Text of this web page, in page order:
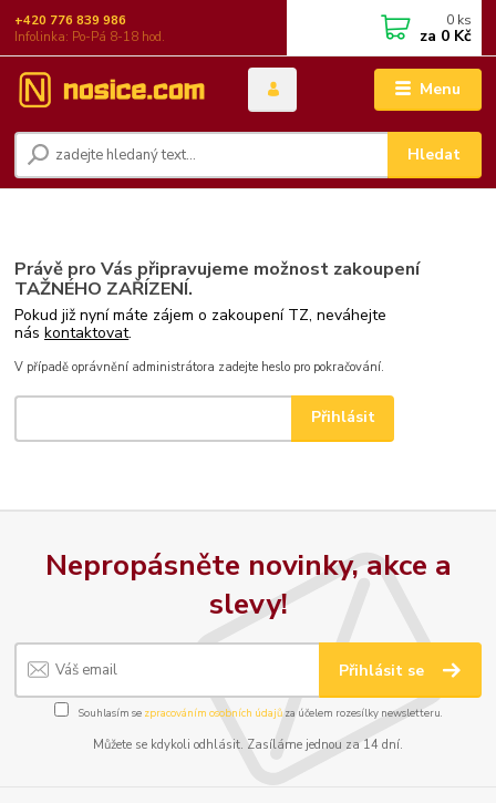
Menu
Hledat
+420 776 839 986
Infolinka: Po-Pá 8-18 hod.
0 ks
za 0 Kč
Právě pro Vás připravujeme možnost zakoupení
TAŽNÉHO ZAŘÍZENÍ.
Pokud již nyní máte zájem o zakoupení TZ, neváhejte
náskontaktovat.
V případě oprávnění administrátora zadejte heslo pro pokračování.
Nepropásněte novinky, akce a
slevy!
Přihlásit se
Souhlasím se zpracováním osobních údajůza účelem rozesílky newsletteru.
Můžete se kdykoli odhlásit. Zasíláme jednou za 14 dní.